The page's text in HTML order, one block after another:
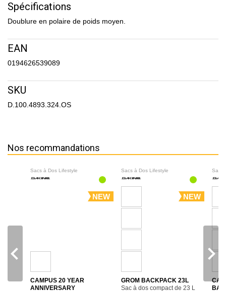
Spécifications
Doublure en polaire de poids moyen.
EAN
0194626539089
SKU
D.100.4893.324.OS
Nos recommandations
Sacs à Dos Lifestyle
NEW
CAMPUS 20 YEAR
ANNIVERSARY
Sacs à Dos Lifestyle
NEW
GROM BACKPACK 23L
Sac à dos compact de 23 L
Sacs
navigate_before navigate_next